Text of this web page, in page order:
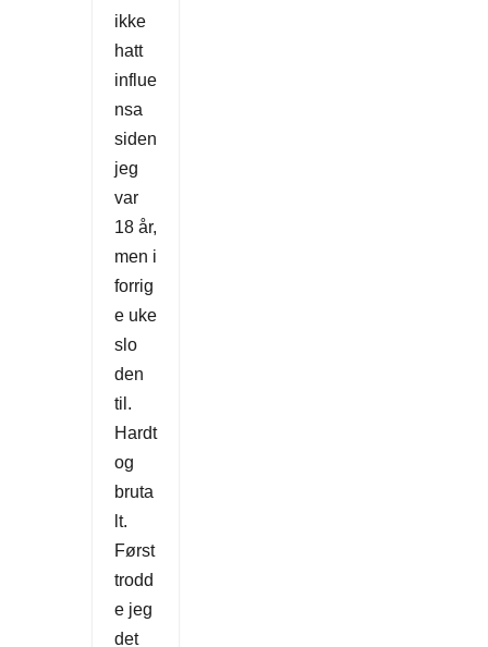
ikke
hatt
influe
nsa
siden
jeg
var
18 år,
men i
forrig
e uke
slo
den
til.
Hardt
og
bruta
lt.
Først
trodd
e jeg
det